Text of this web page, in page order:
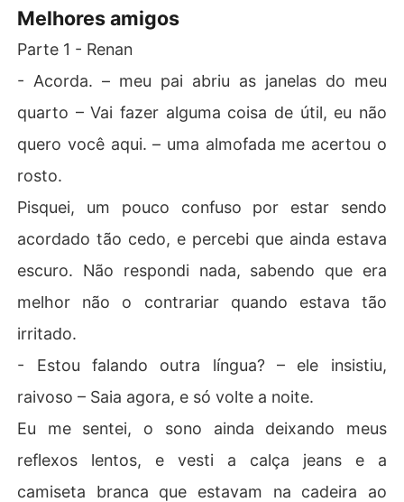
Melhores amigos
Parte 1 - Renan
- Acorda. – meu pai abriu as janelas do meu
quarto – Vai fazer alguma coisa de útil, eu não
quero você aqui. – uma almofada me acertou o
rosto.
Pisquei, um pouco confuso por estar sendo
acordado tão cedo, e percebi que ainda estava
escuro. Não respondi nada, sabendo que era
melhor não o contrariar quando estava tão
irritado.
- Estou falando outra língua? – ele insistiu,
raivoso – Saia agora, e só volte a noite.
Eu me sentei, o sono ainda deixando meus
reflexos lentos, e vesti a calça jeans e a
camiseta branca que estavam na cadeira ao